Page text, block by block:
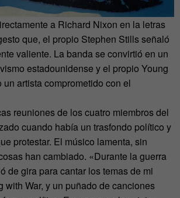
a Richard Nixon en la letras
que, el propio Stephen Stills señaló
valiente. La banda se convirtió en un
estadounidense y el propio Young
artista comprometido con el
reuniones de los cuatro miembros del
cuando había un trasfondo político y
protestar. El músico lamenta, sin
han cambiado. «Durante la guerra
de gira para cantar los temas de mi
with War, y un puñado de canciones